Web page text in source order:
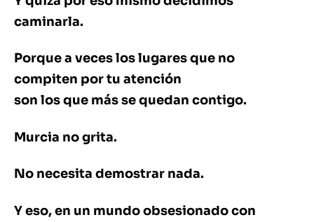
caminarla.
Porque a veces los lugares que no
compiten por tu atención
son los que más se quedan contigo.
Murcia no grita.
No necesita demostrar nada.
Y eso, en un mundo obsesionado con